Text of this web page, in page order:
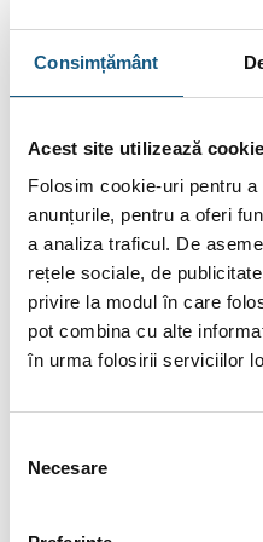
Consimțământ
Acest site utilizează
Folosim cookie-uri pentru
anunțurile, pentru a oferi
a analiza traficul. De
rețele sociale, de
privire la modul în care
pot combina cu alte
în urma folosirii serviciilor
consimțământului
Necesare
centrale
crește până la 106%
a durabilității îndelungate
mână folosite la fabricare.
emisii ale noxelor. Este
emisiile de NOx, CO sau
Centrala termica Motan
Centrala Motan Condens
termostat de tip crono sau i
performanță cu ajutorul unei
Centralele Motan Condens